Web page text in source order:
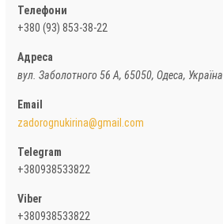
+380 (93) 853-38-22
вул. Заболотного 56 А, 65050, Одеса, Україна
zadorognukirina@gmail.com
+380938533822
+380938533822